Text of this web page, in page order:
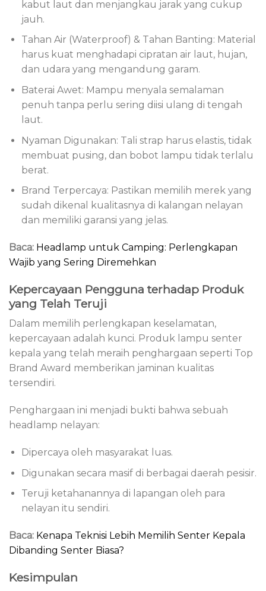
kabut laut dan menjangkau jarak yang cukup
jauh.
Tahan Air (Waterproof) & Tahan Banting: Material
harus kuat menghadapi cipratan air laut, hujan,
dan udara yang mengandung garam.
Baterai Awet: Mampu menyala semalaman
penuh tanpa perlu sering diisi ulang di tengah
laut.
Nyaman Digunakan: Tali strap harus elastis, tidak
membuat pusing, dan bobot lampu tidak terlalu
berat.
Brand Terpercaya: Pastikan memilih merek yang
sudah dikenal kualitasnya di kalangan nelayan
dan memiliki garansi yang jelas.
Baca: Headlamp untuk Camping: Perlengkapan
Wajib yang Sering Diremehkan
Kepercayaan Pengguna terhadap Produk
yang Telah Teruji
Dalam memilih perlengkapan keselamatan,
kepercayaan adalah kunci. Produk lampu senter
kepala yang telah meraih penghargaan seperti Top
Brand Award memberikan jaminan kualitas
tersendiri.
Penghargaan ini menjadi bukti bahwa sebuah
headlamp nelayan:
Dipercaya oleh masyarakat luas.
Digunakan secara masif di berbagai daerah pesisir.
Teruji ketahanannya di lapangan oleh para
nelayan itu sendiri.
Baca: Kenapa Teknisi Lebih Memilih Senter Kepala
Dibanding Senter Biasa?
Kesimpulan